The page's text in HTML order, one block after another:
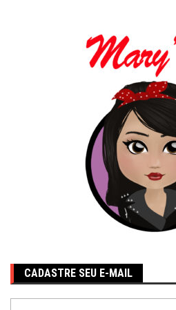
CADASTRE SEU E-MAIL